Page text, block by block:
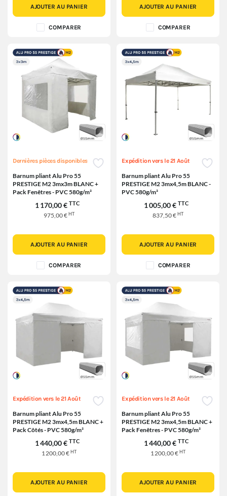
AJOUTER AU PANIER
COMPARER
AJOUTER AU PANIER
COMPARER
Dernières pièces disponibles
Barnum pliant Alu Pro 55
PRESTIGE M2 3mx3m BLANC +
Pack Fenêtres - PVC 580g/m²
1 170,00 € TTC
975,00 €HT
AJOUTER AU PANIER
COMPARER
Expédition vers le 21 Août
Barnum pliant Alu Pro 55
PRESTIGE M2 3mx4,5m BLANC -
PVC 580g/m²
1 005,00 € TTC
837,50 €HT
AJOUTER AU PANIER
COMPARER
Expédition vers le 21 Août
Barnum pliant Alu Pro 55
PRESTIGE M2 3mx4,5m BLANC +
Pack Côtés - PVC 580g/m²
1 440,00 € TTC
1 200,00 €HT
AJOUTER AU PANIER
Expédition vers le 21 Août
Barnum pliant Alu Pro 55
PRESTIGE M2 3mx4,5m BLANC +
Pack Fenêtres - PVC 580g/m²
1 440,00 € TTC
1 200,00 €HT
AJOUTER AU PANIER